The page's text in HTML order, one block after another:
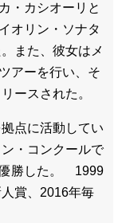
・カシオーリと
オリン・ソナタ
また、彼女はメ
アーを行い、そ
ースされた。
点に活動してい
・コンクールで
優勝した。 1999
賞、2016年毎